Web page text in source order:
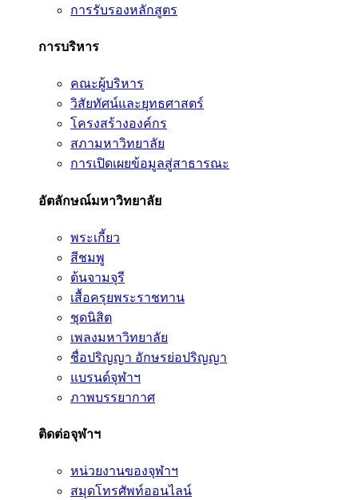
การรับรองหลักสูตร
การบริหาร
คณะผู้บริหาร
วิสัยทัศน์และยุทธศาสตร์
โครงสร้างองค์กร
สภามหาวิทยาลัย
การเปิดเผยข้อมูลสู่สาธารณะ
อัตลักษณ์มหาวิทยาลัย
พระเกี้ยว
สีชมพู
ต้นจามจุรี
เสื้อครุยพระราชทาน
ชุดนิสิต
เพลงมหาวิทยาลัย
ชื่อปริญญา อักษรย่อปริญญา
แบรนด์จุฬาฯ
ภาพบรรยากาศ
ติดต่อจุฬาฯ
หน่วยงานของจุฬาฯ
สมุดโทรศัพท์ออนไลน์